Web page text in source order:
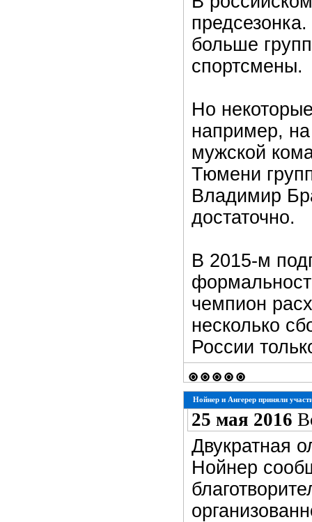
больше
спортсмены.
Но
например, на
мужской
Тюмени
Владимир
достаточно.
В 2015-м
чемпион
несколько
России
Нойнер и Ангерер приняли
25 мая 2016
Двукратная
Нойнер